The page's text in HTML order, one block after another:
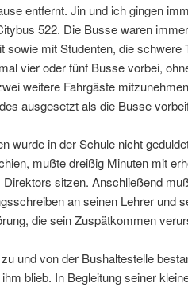
entfernt. Jin und ich gingen
522. Die Busse waren
sowie mit Studenten, die
vier oder fünf Busse vorbei,
weitere Fahrgäste
ausgesetzt als die Busse
wurde in der Schule nicht
mußte dreißig Minuten mit
sitzen. Anschließend
an seinen Lehrer und
die sein Zuspätkommen
und von der Bushaltestelle
blieb. In Begleitung seiner